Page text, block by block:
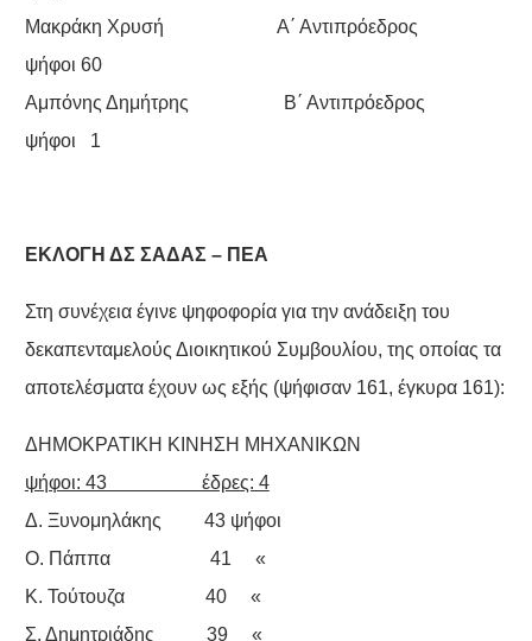
Μακράκη Χρυσή Α΄ Αντιπρόεδρος
ψήφοι 60
Αμπόνης Δημήτρης Β΄ Αντιπρόεδρος
ψήφοι 1
ΕΚΛΟΓΗ ΔΣ ΣΑΔΑΣ – ΠΕΑ
Στη συνέχεια έγινε ψηφοφορία για την ανάδειξη του
δεκαπενταμελούς Διοικητικού Συμβουλίου, της οποίας τα
αποτελέσματα έχουν ως εξής (ψήφισαν 161, έγκυρα 161):
ΔΗΜΟΚΡΑΤΙΚΗ ΚΙΝΗΣΗ ΜΗΧΑΝΙΚΩΝ
ψήφοι: 43 έδρες: 4
Δ. Ξυνομηλάκης 43 ψήφοι
Ο. Πάππα 41 «
Κ. Τούτουζα 40 «
Σ. Δημητριάδης 39 «